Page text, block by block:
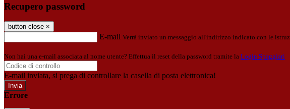
Recupero password
button close ×
E-mail Verrà inviato un messaggio all'indirizzo indicato con le
Non hai una e-mail associata al nome utente? Effettua il reset della password tramite la Login Spaggiari
E-mail inviata, si prega di controllare la casella di posta elettronica!
Errore